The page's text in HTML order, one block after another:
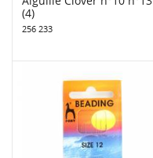
(4)
256 233